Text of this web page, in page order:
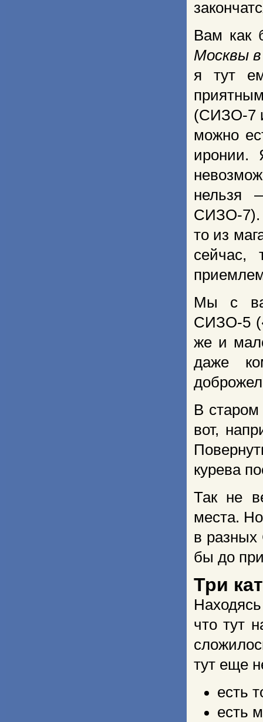
Вам как
Москвы в
я тут
(СИЗО-7
можно
иронии.
нельзя
СИЗО-7).
то из
Мы с
СИЗО-5
же и
даже
В
вот,
курева
Так не
места.
в
бы до
Три
что тут
тут еще
есть
есть